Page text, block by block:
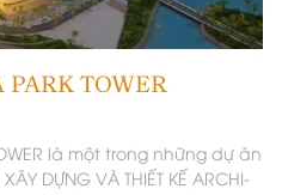
TOWER
là một trong những dự án
DỰNG VÀ THIẾT KẾ ARCHI-